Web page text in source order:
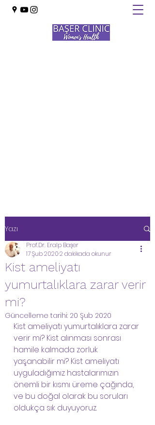
Yazı
Kist ameliyatı
yumurtalıklara zarar verir
mi?
Prof.Dr. Eralp Başer
17 Şub 20202 dakikada okunur
Güncelleme tarihi: 20 Şub 2020
Kist ameliyatı yumurtalıklara zarar
verir mi? Kist alınması sonrası
hamile kalmada zorluk
yaşanabilir mi? Kist ameliyatı
uyguladığımız hastalarımızın
önemli bir kısmı üreme çağında,
ve bu doğal olarak bu soruları
oldukça sık duyuyoruz.